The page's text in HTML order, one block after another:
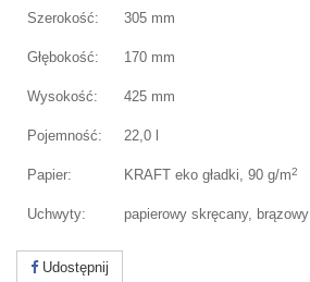
Szerokość: 305 mm
Głębokość: 170 mm
Wysokość: 425 mm
Pojemność: 22,0 l
Papier: KRAFT eko gładki, 90 g/m2
Uchwyty: papierowy skręcany, brązowy
Udostępnij